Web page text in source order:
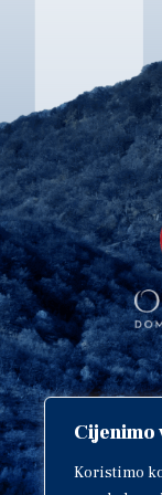
Cijenimo
Koristimo